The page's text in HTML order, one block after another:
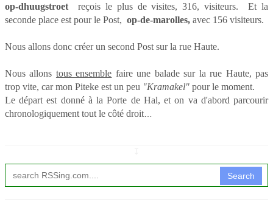
op-dhuugstroet reçois le plus de visites, 316, visiteurs. Et la
seconde place est pour le Post, op-de-marolles, avec 156 visiteurs.
Nous allons donc créer un second Post sur la rue Haute.
Nous allons tous ensemble faire une balade sur la rue Haute, pas
trop vite, car mon Piteke est un peu "Kramakel" pour le moment.
Le départ est donné à la Porte de Hal, et on va d'abord parcourir
chronologiquement tout le côté droit
Search